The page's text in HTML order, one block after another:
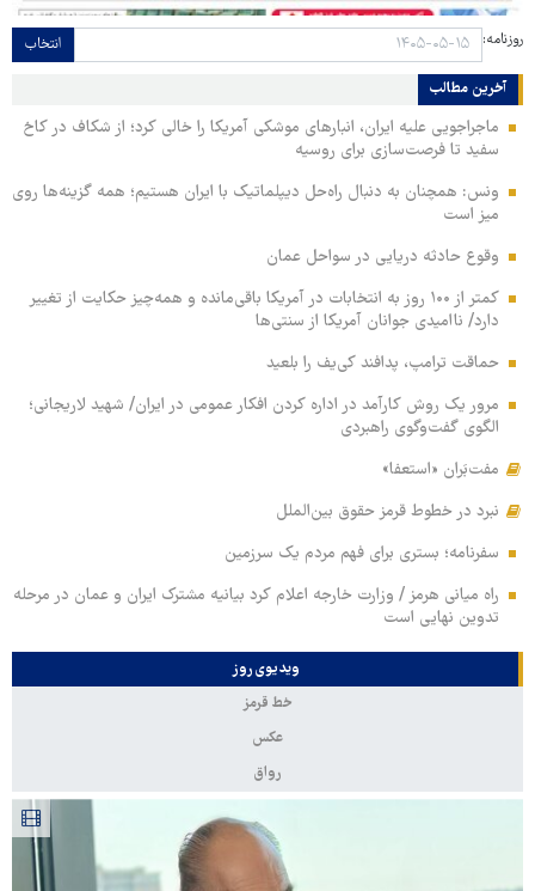
روزنامه: انتخاب
آخرین مطالب
ماجراجویی علیه ایران، انبارهای موشکی آمریکا را خالی کرد؛ از شکاف در کاخ
سفید تا فرصت‌سازی برای روسیه
ونس: همچنان به دنبال راه‌حل دیپلماتیک با ایران هستیم؛ همه گزینه‌ها روی
میز است
وقوع حادثه دریایی در سواحل عمان
کمتر از ۱۰۰ روز به انتخابات در آمریکا باقی‌مانده و همه‌چیز حکایت از تغییر
دارد/ ناامیدی جوانان آمریکا از سنتی‌ها
حماقت ترامپ، پدافند کی‌یف را بلعید
مرور یک روش کارآمد در اداره کردن افکار عمومی در ایران/ شهید لاریجانی؛
الگوی گفت‌وگوی راهبردی
مفت‌بَران «استعفا»
نبرد در خطوط قرمز حقوق بین‌الملل
سفرنامه؛ بستری برای فهم مردم یک سرزمین
راه میانی هرمز / وزارت خارجه اعلام کرد بیانیه مشترک ایران و عمان در مرحله
تدوین نهایی است
ویدیوی روز
خط قرمز
عکس
رواق